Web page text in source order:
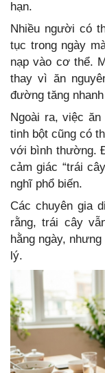
hạn.
Nhiều người có
tục trong ngày
nạp vào cơ thể.
thay vì ăn
đường tăng
Ngoài ra, việc
tinh bột cũng có
với bình thường.
cảm giác “trái
nghĩ phổ biến.
Các chuyên gia
rằng, trái cây
hằng ngày,
lý.